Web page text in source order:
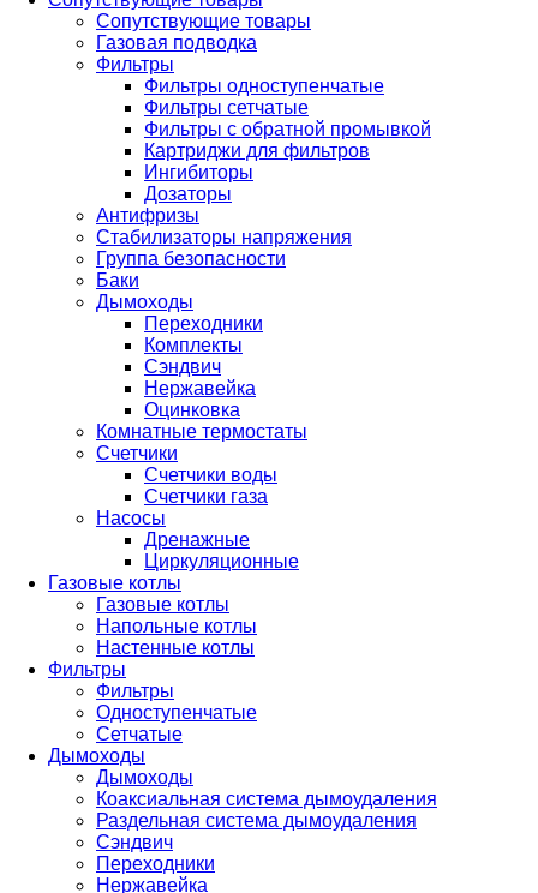
Сопутствующие товары
Газовая подводка
Фильтры
Фильтры одноступенчатые
Фильтры сетчатые
Фильтры с обратной промывкой
Картриджи для фильтров
Ингибиторы
Дозаторы
Антифризы
Стабилизаторы напряжения
Группа безопасности
Баки
Дымоходы
Переходники
Комплекты
Сэндвич
Нержавейка
Оцинковка
Комнатные термостаты
Счетчики
Счетчики воды
Счетчики газа
Насосы
Дренажные
Циркуляционные
Газовые котлы
Газовые котлы
Напольные котлы
Настенные котлы
Фильтры
Фильтры
Одноступенчатые
Сетчатые
Дымоходы
Дымоходы
Коаксиальная система дымоудаления
Раздельная система дымоудаления
Сэндвич
Переходники
Нержавейка